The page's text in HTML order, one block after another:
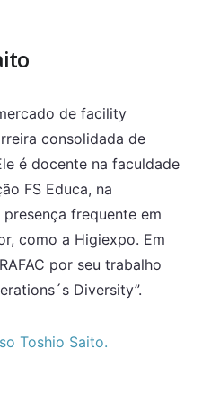
de facility
consolidada de
é docente na faculdade
FS Educa, na
frequente em
como a Higiexpo. Em
por seu trabalho
Diversity”.
Toshio Saito.